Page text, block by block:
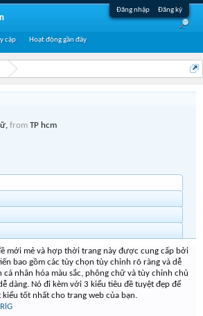
Đăng nhập Đăng ký
from TP hcm
mới mẻ và hợp thời trang này được cung cấp bởi
bao gồm các tùy chọn tùy chỉnh rõ ràng và dễ
cá nhân hóa màu sắc, phông chữ và tùy chỉnh chủ
dàng. Nó đi kèm với 3 kiểu tiêu đề tuyệt đẹp để
tốt nhất cho trang web của bạn.
cập Hoạt động gần đây